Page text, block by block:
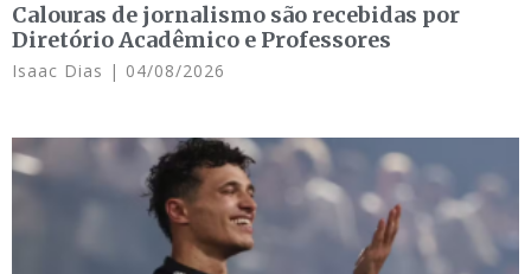
Calouras de jornalismo são recebidas por
Diretório Acadêmico e Professores
Isaac Dias 04/08/2026